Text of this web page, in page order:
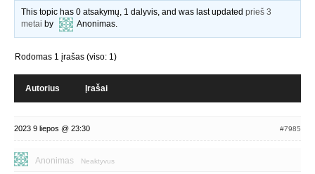
This topic has 0 atsakymų, 1 dalyvis, and was last updatedprieš 3
metai by Anonimas.
Rodomas 1 įrašas (viso: 1)
Autorius Įrašai
2023 9 liepos @ 23:30 #7985
Anonimas Neaktyvus